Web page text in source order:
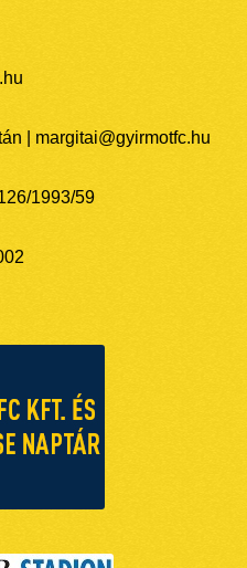
| margitai@gyirmotfc.hu
1993/59